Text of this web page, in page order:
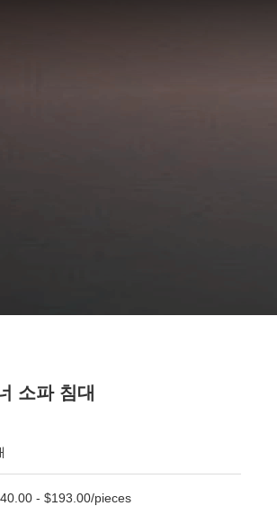
소파 침대
- $193.00/pieces